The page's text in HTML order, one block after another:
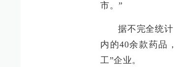
市。”
据不完全统
内的40余款药品
工”企业。